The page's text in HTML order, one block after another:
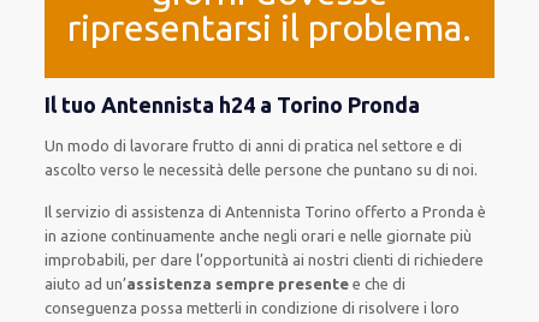
ripresentarsi il problema.
Il tuo Antennista h24 a Torino Pronda
Un modo di lavorare frutto di anni di pratica nel settore e di
ascolto verso le necessitàdelle persone che puntano su di noi.
Il servizio di assistenza di Antennista Torinoofferto a Pronda è
in azione continuamente anchenegli orari e nelle giornate più
improbabili, perdare l’opportunità ai nostri clienti dirichiedere
aiuto ad un’assistenza sempre presente e chedi
conseguenza possa metterli in condizione di risolvere i loro